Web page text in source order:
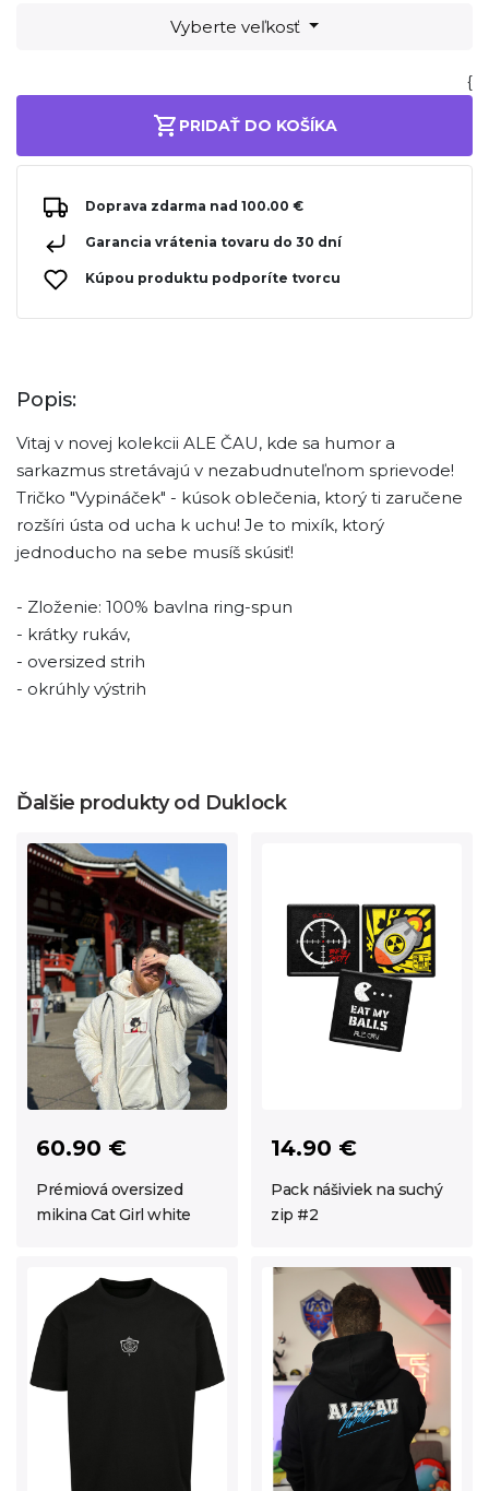
Vyberte veľkosť
{
PRIDAŤ DO KOŠÍKA
Doprava zdarma nad 100.00 €
Garancia vrátenia tovaru do 30 dní
Kúpou produktu podporíte tvorcu
Popis:
Vitaj v novej kolekcii ALE ČAU, kde sa humor a
sarkazmus stretávajú v nezabudnuteľnom sprievode!
Tričko "Vypináček" - kúsok oblečenia, ktorý ti zaručene
rozšíri ústa od ucha k uchu! Je to mixík, ktorý
jednoducho na sebe musíš skúsiť!
- Zloženie: 100% bavlna ring-spun
- krátky rukáv,
- oversized strih
- okrúhly výstrih
Ďalšie produkty od Duklock
60.90 €
Prémiová oversized
mikina Cat Girl white
14.90 €
Pack nášiviek na suchý
zip #2